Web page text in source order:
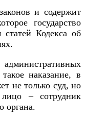
и содержит
государство
Кодекса об
наказание, в
не только суд, но
– сотрудник
органа.